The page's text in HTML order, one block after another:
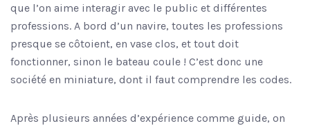
que l’on aime interagir avec le public et différentes
professions. A bord d’un navire, toutes les professions
presque se côtoient, en vase clos, et tout doit
fonctionner, sinon le bateau coule ! C’est donc une
société en miniature, dont il faut comprendre les codes.
Après plusieurs années d’expérience comme guide, on